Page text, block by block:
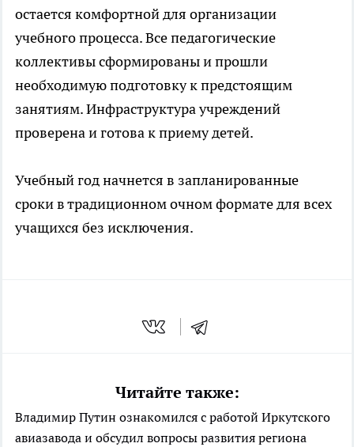
остается комфортной для организации
учебного процесса. Все педагогические
коллективы сформированы и прошли
необходимую подготовку к предстоящим
занятиям. Инфраструктура учреждений
проверена и готова к приему детей.
Учебный год начнется в запланированные
сроки в традиционном очном формате для всех
учащихся без исключения.
Читайте также:
Владимир Путин ознакомился с работой Иркутского
авиазавода и обсудил вопросы развития региона